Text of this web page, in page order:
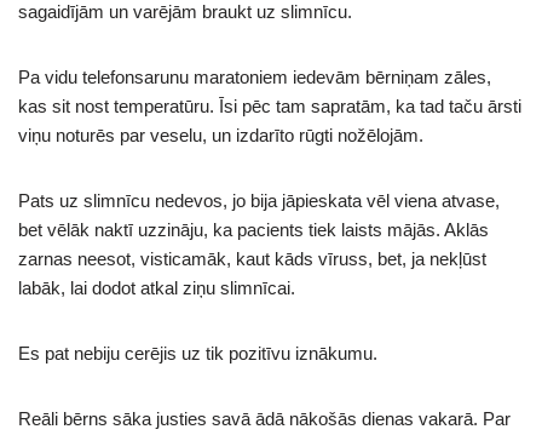
sagaidījām un varējām braukt uz slimnīcu.
Pa vidu telefonsarunu maratoniem iedevām bērniņam zāles,
kas sit nost temperatūru. Īsi pēc tam sapratām, ka tad taču ārsti
viņu noturēs par veselu, un izdarīto rūgti nožēlojām.
Pats uz slimnīcu nedevos, jo bija jāpieskata vēl viena atvase,
bet vēlāk naktī uzzināju, ka pacients tiek laists mājās. Aklās
zarnas neesot, visticamāk, kaut kāds vīruss, bet, ja nekļūst
labāk, lai dodot atkal ziņu slimnīcai.
Es pat nebiju cerējis uz tik pozitīvu iznākumu.
Reāli bērns sāka justies savā ādā nākošās dienas vakarā. Par